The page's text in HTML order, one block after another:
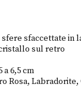
sfaccettate
sul retro
a 6,5 cm
Rosa,